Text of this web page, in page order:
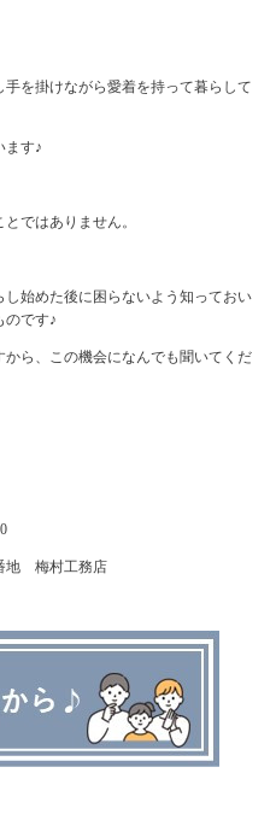
を掛けながら愛着を持って暮らして
ます♪
ではありません。
始めた後に困らないよう知っておい
のです♪
ら、この機会になんでも聞いてくだ
地 梅村工務店